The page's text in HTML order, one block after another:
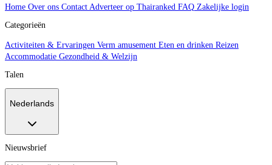
Home Over ons Contact Adverteer op Thairanked FAQ Zakelijke login
Categorieën
Activiteiten & Ervaringen Verm amusement Eten en drinken Reizen
Accommodatie Gezondheid & Welzijn
Talen
Nederlands
Nieuwsbrief